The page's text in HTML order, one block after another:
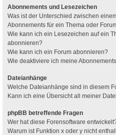
Abonnements und Lesezeichen
Was ist der Unterschied zwischen
Abonnements für ein Thema oder
Wie kann ich ein Lesezeichen auf ein
abonnieren?
Wie kann ich ein Forum abonnieren?
Wie deaktiviere ich meine
Dateianhänge
Welche Dateianhänge sind in diesem
Kann ich eine Übersicht all meiner
phpBB betreffende Fragen
Wer hat diese Forensoftware
Warum ist Funktion x oder y nicht